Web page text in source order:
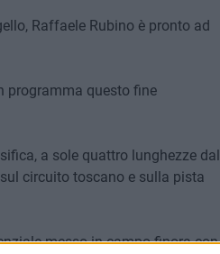
Raffaele Rubino è pronto ad
programma questo fine
a sole quattro lunghezze dal
circuito toscano e sulla pista
messo in campo finora con